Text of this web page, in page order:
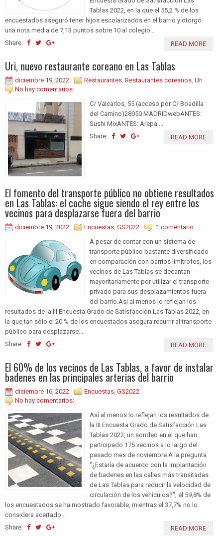
Tablas 2022, en la que el 55,2 % de los
encuestados aseguró tener hijos escolarizados en el barrio y otorgó
una nota media de 7,13 puntos sobre 10 al colegio...
Share:
READ MORE
Uri, nuevo restaurante coreano en Las Tablas
diciembre 19, 2022 Restaurantes, Restaurantes coreanos, Uri
No hay comentarios:
C/ Valcarlos, 55 (acceso por C/ Boadilla
del Camino)28050 MADRIDwebANTES:
Sushi MixANTES: Arepa ...
Share:
READ MORE
El fomento del transporte público no obtiene resultados
en Las Tablas: el coche sigue siendo el rey entre los
vecinos para desplazarse fuera del barrio
diciembre 19, 2022 Encuestas GS2022
1 comentario:
A pesar de contar con un sistema de
transporte público bastante diversificado
en comparación con barrios limítrofes, los
vecinos de Las Tablas se decantan
mayoritariamente por utilizar el transporte
privado para sus desplazamientos fuera
del barrio.Así al menos lo reflejan los
resultados de la III Encuesta Grado de Satisfacción Las Tablas 2022, en
la que tan sólo el 20 % de los encuestados asegura recurrir al transporte
público para desplazarse...
Share:
READ MORE
El 60% de los vecinos de Las Tablas, a favor de instalar
badenes en las principales arterias del barrio
diciembre 16, 2022 Encuestas GS2022
No hay comentarios:
Así al menos lo reflejan los resultados de
la III Encuesta Grado de Satisfacción Las
Tablas 2022, un sondeo en el que han
participado 175 vecinos a lo largo del
pasado mes de noviembre.A la pregunta
"¿Estaría de acuerdo con la implantación
de badenes en las calles más transitadas
de Las Tablas para reducir la velocidad de
circulación de los vehículos?", el 59,8% de
los encuestados se ha mostrado favorable, mientras el 37,7% no lo
considera acertado...
Share:
READ MORE